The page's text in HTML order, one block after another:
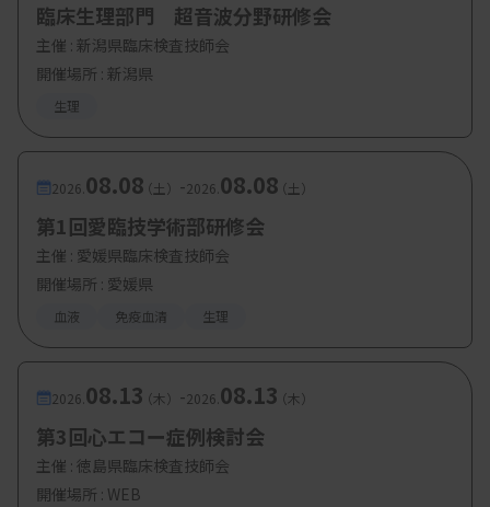
臨床生理部門 超音波分野研修会
主催 : 新潟県臨床検査技師会
開催場所 : 新潟県
生理
2026. 08.08（土） -2026. 08.08（土）
第1回愛臨技学術部研修会
主催 : 愛媛県臨床検査技師会
開催場所 : 愛媛県
血液 免疫血清 生理
2026. 08.13（木） -2026. 08.13（木）
第3回心エコー症例検討会
主催 : 徳島県臨床検査技師会
開催場所 : WEB